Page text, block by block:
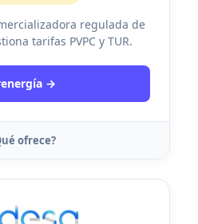
regulada de
tarifas PVPC y TUR.
→
ofrece?